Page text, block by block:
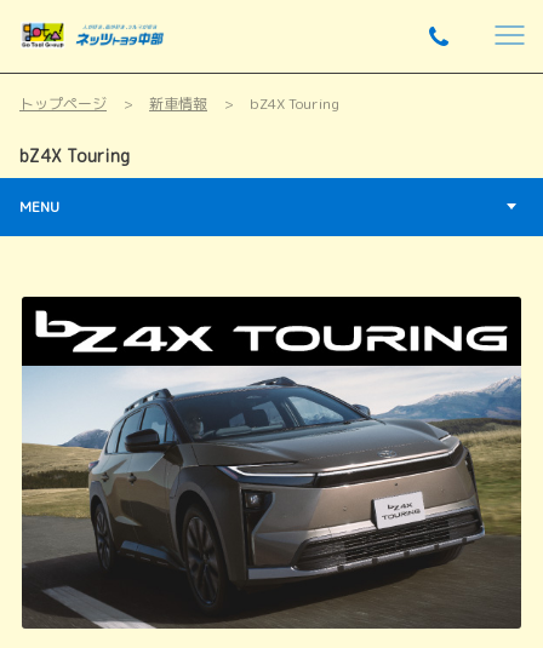
トップページ 新車情報 bZ4X Touring
bZ4X Touring
MENU